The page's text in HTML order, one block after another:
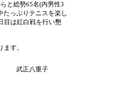
と総勢65名(内男性3
たっぷりテニスを楽し
目は紅白戦を行い懇
す。
長 武正八重子